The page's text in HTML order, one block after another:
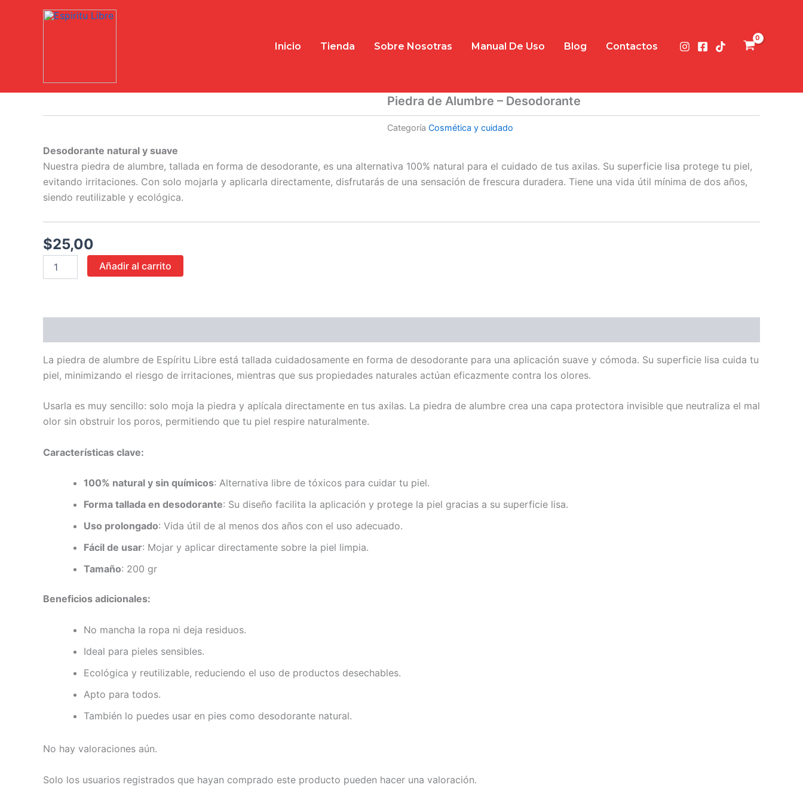
Inicio Tienda Sobre Nosotras Manual De Uso Blog Contactos
Piedra de Alumbre – Desodorante
Categoría Cosmética y cuidado
Desodorante natural y suave
Nuestra piedra de alumbre, tallada en forma de desodorante, es una alternativa 100% natural para el cuidado de tus axilas. Su superficie lisa protege tu piel,
evitando irritaciones. Con solo mojarla y aplicarla directamente, disfrutarás de una sensación de frescura duradera. Tiene una vida útil mínima de dos años,
siendo reutilizable y ecológica.
$25,00
Desodorante
cantidad
Añadir al carrito
La piedra de alumbre de Espíritu Libre está tallada cuidadosamente en forma de desodorante para una aplicación suave y cómoda. Su superficie lisa cuida tu
piel, minimizando el riesgo de irritaciones, mientras que sus propiedades naturales actúan eficazmente contra los olores.
Usarla es muy sencillo: solo moja la piedra y aplícala directamente en tus axilas. La piedra de alumbre crea una capa protectora invisible que neutraliza el mal
olor sin obstruir los poros, permitiendo que tu piel respire naturalmente.
Características clave:
100% natural y sin químicos: Alternativa libre de tóxicos para cuidar tu piel.
Forma tallada en desodorante: Su diseño facilita la aplicación y protege la piel gracias a su superficie lisa.
Uso prolongado: Vida útil de al menos dos años con el uso adecuado.
Fácil de usar: Mojar y aplicar directamente sobre la piel limpia.
Tamaño: 200 gr
Beneficios adicionales:
No mancha la ropa ni deja residuos.
Ideal para pieles sensibles.
Ecológica y reutilizable, reduciendo el uso de productos desechables.
Apto para todos.
También lo puedes usar en pies como desodorante natural.
No hay valoraciones aún.
Solo los usuarios registrados que hayan comprado este producto pueden hacer una valoración.